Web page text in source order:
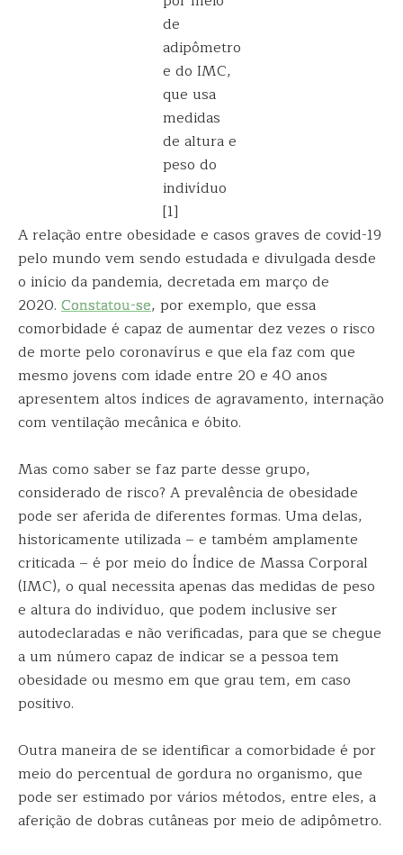
de
adipômetro
e do IMC,
que usa
medidas
de altura e
peso do
indivíduo
[1]
A relação entre obesidade e casos graves de covid-19
pelo mundo vem sendo estudada e divulgada desde
o início da pandemia, decretada em março de
2020. Constatou-se, por exemplo, que essa
comorbidade é capaz de aumentar dez vezes o risco
de morte pelo coronavírus e que ela faz com que
mesmo jovens com idade entre 20 e 40 anos
apresentem altos índices de agravamento, internação
com ventilação mecânica e óbito.
Mas como saber se faz parte desse grupo,
considerado de risco? A prevalência de obesidade
pode ser aferida de diferentes formas. Uma delas,
historicamente utilizada – e também amplamente
criticada – é por meio do Índice de Massa Corporal
(IMC), o qual necessita apenas das medidas de peso
e altura do indivíduo, que podem inclusive ser
autodeclaradas e não verificadas, para que se chegue
a um número capaz de indicar se a pessoa tem
obesidade ou mesmo em que grau tem, em caso
positivo.
Outra maneira de se identificar a comorbidade é por
meio do percentual de gordura no organismo, que
pode ser estimado por vários métodos, entre eles, a
aferição de dobras cutâneas por meio de adipômetro.